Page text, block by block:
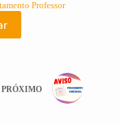
Professor
PRÓXIMO